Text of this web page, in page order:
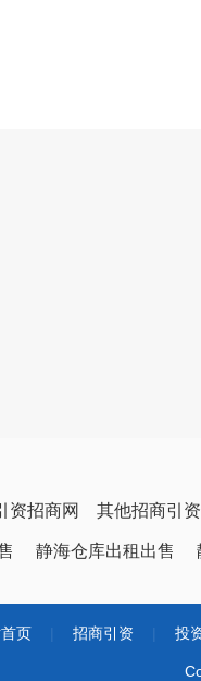
资招商网 其他招商引
静海仓库出租出售
页 招商引资 投